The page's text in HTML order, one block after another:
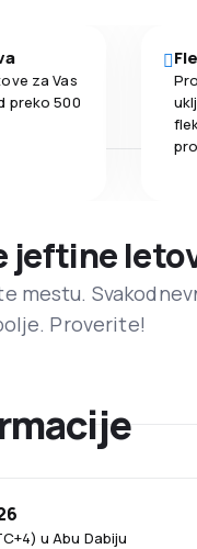
za Vas
preko 500
jeftine
mestu.
Proverite!
u Abu Dabiju